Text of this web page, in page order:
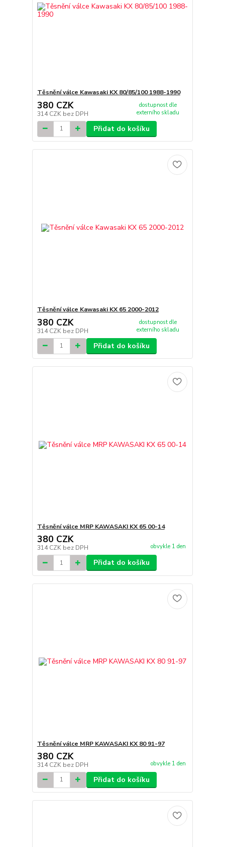
Těsnění válce Kawasaki KX 80/85/100 1988-1990
380 CZK
314 CZK bez DPH
dostupnost dle
externího skladu
Přidat do košíku
Těsnění válce Kawasaki KX 65 2000-2012
380 CZK
314 CZK bez DPH
dostupnost dle
externího skladu
Přidat do košíku
Těsnění válce MRP KAWASAKI KX 65 00-14
380 CZK
314 CZK bez DPH obvykle 1 den
Přidat do košíku
Těsnění válce MRP KAWASAKI KX 80 91-97
380 CZK
314 CZK bez DPH obvykle 1 den
Přidat do košíku